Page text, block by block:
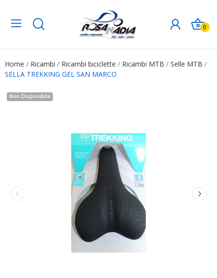
0
Home Ricambi Ricambi biciclette Ricambi MTB
Selle MTB
SELLA TREKKING GEL SAN MARCO
Non Disponibile